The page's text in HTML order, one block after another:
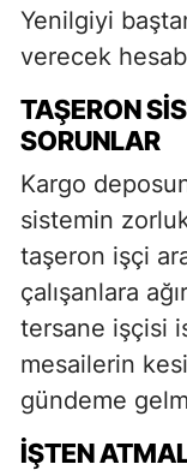
Yenilgiyi
verecek
TAŞERON
SORUNLAR
Kargo
sistemin
taşeron işçi
çalışanlara
tersane işçisi
mesailerin
gündeme
İŞTEN